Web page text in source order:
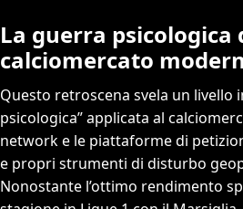
La guerra psicologica
calciomercato
Questo retroscena svela un livello
psicologica” applicata al
network e le piattaforme di
e propri strumenti di disturbo
Nonostante l’ottimo rendimento